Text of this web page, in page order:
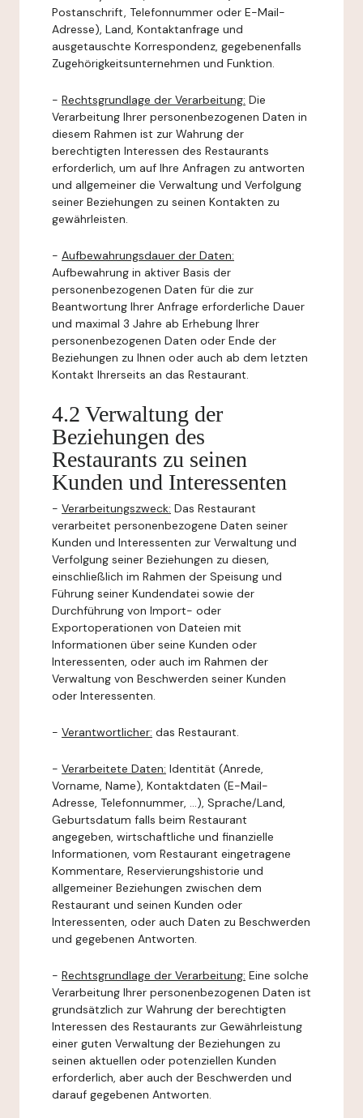
Postanschrift, Telefonnummer oder E-Mail-
Adresse), Land, Kontaktanfrage und
ausgetauschte Korrespondenz, gegebenenfalls
Zugehörigkeitsunternehmen und Funktion.
- Rechtsgrundlage der Verarbeitung: Die
Verarbeitung Ihrer personenbezogenen Daten in
diesem Rahmen ist zur Wahrung der
berechtigten Interessen des Restaurants
erforderlich, um auf Ihre Anfragen zu antworten
und allgemeiner die Verwaltung und Verfolgung
seiner Beziehungen zu seinen Kontakten zu
gewährleisten.
- Aufbewahrungsdauer der Daten:
Aufbewahrung in aktiver Basis der
personenbezogenen Daten für die zur
Beantwortung Ihrer Anfrage erforderliche Dauer
und maximal 3 Jahre ab Erhebung Ihrer
personenbezogenen Daten oder Ende der
Beziehungen zu Ihnen oder auch ab dem letzten
Kontakt Ihrerseits an das Restaurant.
4.2 Verwaltung der
Beziehungen des
Restaurants zu seinen
Kunden und Interessenten
- Verarbeitungszweck: Das Restaurant
verarbeitet personenbezogene Daten seiner
Kunden und Interessenten zur Verwaltung und
Verfolgung seiner Beziehungen zu diesen,
einschließlich im Rahmen der Speisung und
Führung seiner Kundendatei sowie der
Durchführung von Import- oder
Exportoperationen von Dateien mit
Informationen über seine Kunden oder
Interessenten, oder auch im Rahmen der
Verwaltung von Beschwerden seiner Kunden
oder Interessenten.
- Verantwortlicher: das Restaurant.
- Verarbeitete Daten: Identität (Anrede,
Vorname, Name), Kontaktdaten (E-Mail-
Adresse, Telefonnummer, ...), Sprache/Land,
Geburtsdatum falls beim Restaurant
angegeben, wirtschaftliche und finanzielle
Informationen, vom Restaurant eingetragene
Kommentare, Reservierungshistorie und
allgemeiner Beziehungen zwischen dem
Restaurant und seinen Kunden oder
Interessenten, oder auch Daten zu Beschwerden
und gegebenen Antworten.
- Rechtsgrundlage der Verarbeitung: Eine solche
Verarbeitung Ihrer personenbezogenen Daten ist
grundsätzlich zur Wahrung der berechtigten
Interessen des Restaurants zur Gewährleistung
einer guten Verwaltung der Beziehungen zu
seinen aktuellen oder potenziellen Kunden
erforderlich, aber auch der Beschwerden und
darauf gegebenen Antworten.